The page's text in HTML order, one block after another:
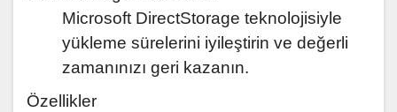
Microsoft DirectStorage teknolojisiyle
yükleme sürelerini iyileştirin ve değerli
zamanınızı geri kazanın.
Özellikler